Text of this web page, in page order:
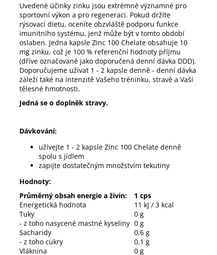
Uvedené účinky zinku jsou extrémně významné pro
sportovní výkon a pro regeneraci. Pokud držíte
rýsovací dietu, oceníte obzvláště podporu funkce
imunitního systému, jenž může být v tomto období
oslaben. Jedna kapsle Zinc 100 Chelate obsahuje 10
mg zinku, což je 100 % referenční hodnoty příjmu
(dříve označované jako doporučená denní dávka DDD).
Doporučujeme užívat 1 - 2 kapsle denně - denní dávka
záleží také na intenzitě Vašeho tréninku, stravě a Vaší
tělesné hmotnosti.
Jedná se o doplněk stravy.
Dávkování:
užívejte 1 - 2 kapsle Zinc 100 Chelate denně
spolu s jídlem
zapijte dostatečným množstvím tekutiny
Hodnoty:
Průměrný obsah energie a živin:
1 cps
Energetická hodnota
11 kJ / 3 kcal
Tuky
0 g
- z toho nasycené mastné kyseliny 0 g
Sacharidy
0,6 g
- z toho cukry
0,1 g
Vláknina
0 g